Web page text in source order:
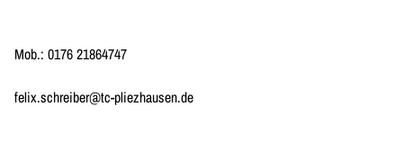
Mob.: 0176 21864747
felix.schreiber@tc-pliezhausen.de